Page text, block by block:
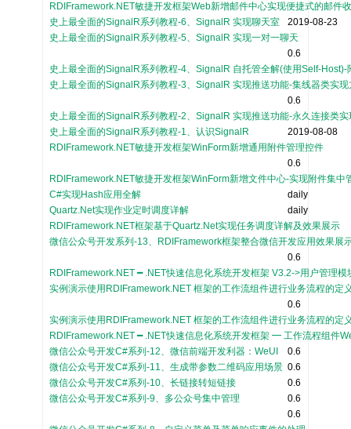
RDIFramework.NET敏捷开发框架Web新增邮件中心实现便捷式的邮件
史上最全面的SignalR系列教程-6、SignalR 实现聊天室
2019-08-23
史上最全面的SignalR系列教程-5、SignalR 实现一对一聊天
0.6
史上最全面的SignalR系列教程-4、SignalR 自托管全解(使用Self-Host)-
史上最全面的SignalR系列教程-3、SignalR 实现推送功能-集线器类实现
0.6
史上最全面的SignalR系列教程-2、SignalR 实现推送功能-永久连接类实
史上最全面的SignalR系列教程-1、认识SignalR
2019-08-08
RDIFramework.NET敏捷开发框架WinForm新增通用附件管理控件
0.6
RDIFramework.NET敏捷开发框架WinForm新增文件中心-实现附件集中
C#实现Hash应用全解
daily
Quartz.Net实现作业定时调度详解
daily
RDIFramework.NET框架基于Quartz.Net实现任务调度详解及效果展示
微信公众号开发系列-13、RDIFramework框架整合微信开发应用效果展
0.6
RDIFramework.NET ━ .NET快速信息化系统开发框架 V3.2->用户管理模
实例演示使用RDIFramework.NET 框架的工作流组件进行业务流程的
0.6
实例演示使用RDIFramework.NET 框架的工作流组件进行业务流程的
RDIFramework.NET ━ .NET快速信息化系统开发框架 ━ 工作流程组件
0.6
微信公众号开发C#系列-12、微信前端开发利器：WeUI
0.6
微信公众号开发C#系列-11、生成带参数二维码应用场景
0.6
微信公众号开发C#系列-10、长链接转短链接
0.6
微信公众号开发C#系列-9、多公众号集中管理
0.6